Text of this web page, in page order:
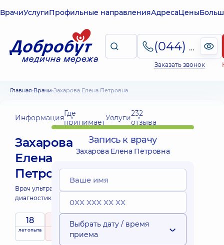
ВрачиУслугиПрофильные направленияАдресаЦены
(044) 495-2-888
Заказать звонок
Главная Врачи Захарова Елена Петровна
ИнформацияГде
принимаетУслуги232
отзыва
Захарова
Елена
Петровна
Врач ультразвуковой
диагностики;
18
лет опыта
5 / 5
на основе
232 отзыва
Запись к врачу
Захарова Елена Петровна
Выбрать дату / время
приема